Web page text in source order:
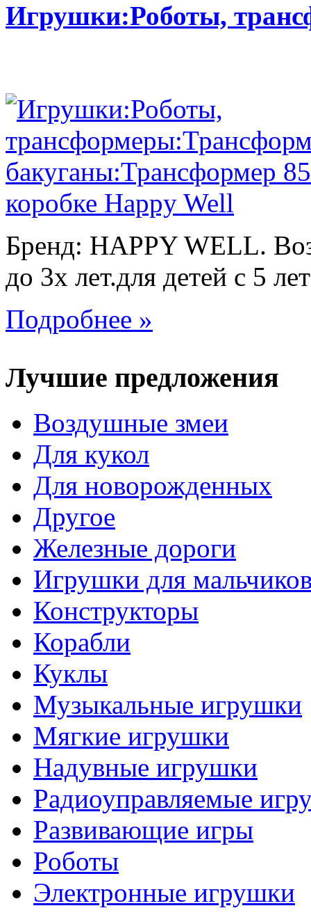
Игрушки:Роботы,
Бренд: HAPPY WELL.
до 3х лет.для детей с 5 лет
Подробнее »
Лучшие предложения
Воздушные змеи
Для кукол
Для новорожденных
Другое
Железные дороги
Игрушки для
Конструкторы
Корабли
Куклы
Музыкальные игрушки
Мягкие игрушки
Надувные игрушки
Радиоуправляемые
Развивающие игры
Роботы
Электронные игрушки